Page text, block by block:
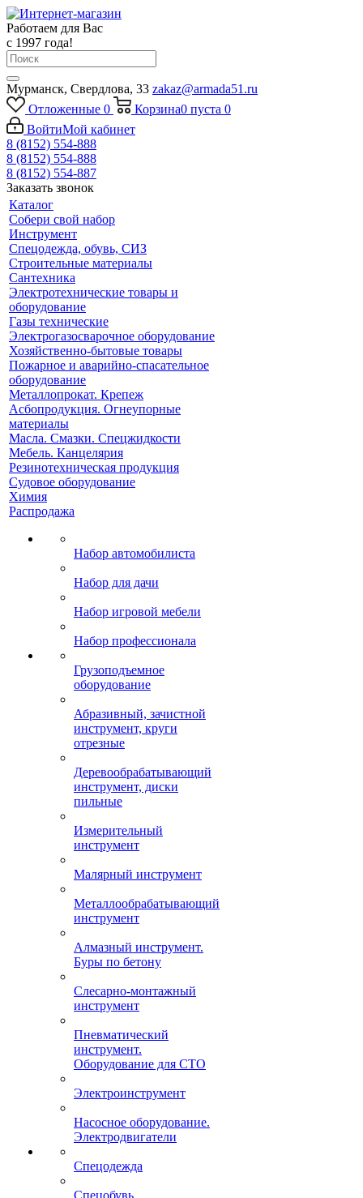
Работаем для Вас
с 1997 года!
Мурманск, Свердлова, 33 zakaz@armada51.ru
Отложенные 0 Корзина0 пуста 0
ВойтиМой кабинет
8 (8152) 554-888
8 (8152) 554-888
8 (8152) 554-887
Заказать звонок
Каталог
Собери свой набор
Инструмент
Спецодежда, обувь, СИЗ
Строительные материалы
Сантехника
Электротехнические товары и
оборудование
Газы технические
Электрогазосварочное оборудование
Хозяйственно-бытовые товары
Пожарное и аварийно-спасательное
оборудование
Металлопрокат. Крепеж
Асбопродукция. Огнеупорные
материалы
Масла. Смазки. Спецжидкости
Мебель. Канцелярия
Резинотехническая продукция
Судовое оборудование
Химия
Распродажа
Набор автомобилиста
Набор для дачи
Набор игровой мебели
Набор профессионала
Грузоподъемное
оборудование
Абразивный, зачистной
инструмент, круги
отрезные
Деревообрабатывающий
инструмент, диски
пильные
Измерительный
инструмент
Малярный инструмент
Металлообрабатывающий
инструмент
Алмазный инструмент.
Буры по бетону
Слесарно-монтажный
инструмент
Пневматический
инструмент.
Оборудование для СТО
Электроинструмент
Насосное оборудование.
Электродвигатели
Спецодежда
Спецобувь